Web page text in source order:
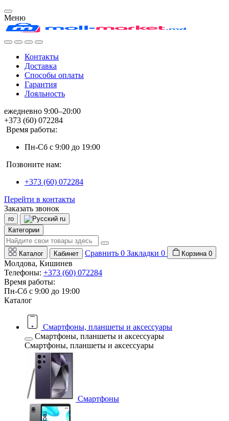
Меню
Контакты
Доставка
Способы оплаты
Гарантия
Лояльность
ежедневно 9:00–20:00
+373 (60) 072284
Время работы:
Пн-Сб с 9:00 до 19:00
Позвоните нам:
+373 (60) 072284
Перейти в контакты
Заказать звонок
ro
ru
Категории
Каталог Кабинет Сравнить 0 Закладки 0 Корзина 0
Молдова, Кишинев
Телефоны: +373 (60) 072284
Время работы:
Пн-Сб с 9:00 до 19:00
Каталог
Смартфоны, планшеты и аксессуары
Смартфоны, планшеты и аксессуары
Смартфоны, планшеты и аксессуары
Смартфоны